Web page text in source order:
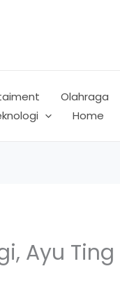
Olahraga
Home
Ayu